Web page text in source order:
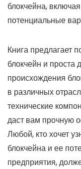
блокчейна,
потенциальные
Книга предлагает
блокчейн и проста
происхождения
в различных
технические
даст вам прочную
Любой, кто хочет
блокчейна и ее
предприятия,